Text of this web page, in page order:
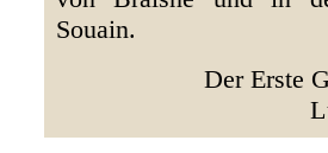
Souain.
Der Erste